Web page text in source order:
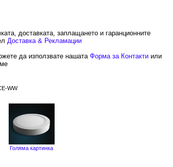
доставката, заплащането и гаранционните
Доставка & Рекламации
да използвате нашата Форма за Контактиили
WW
Голяма картинка